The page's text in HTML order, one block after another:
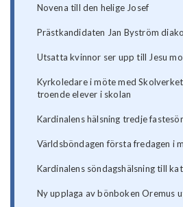
Novena till den helige Josef
Prästkandidaten Jan Byström
Utsatta kvinnor ser upp till Jesu
Kyrkoledare i möte med
troende elever i skolan
Kardinalens hälsning tredje
Världsböndagen första fredagen i
Kardinalens söndagshälsning till
Ny upplaga av bönboken Oremus